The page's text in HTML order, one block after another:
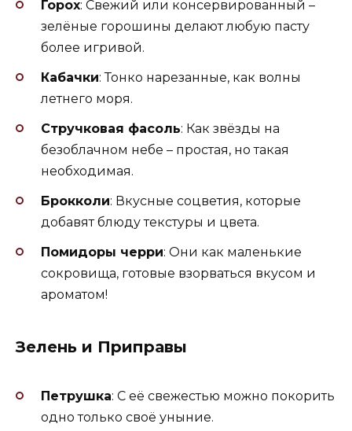
Горох: Свежий или консервированный –
зелёные горошины делают любую пасту
более игривой.
Кабачки: Тонко нарезанные, как волны
летнего моря.
Стручковая фасоль: Как звёзды на
безоблачном небе – простая, но такая
необходимая.
Брокколи: Вкусные соцветия, которые
добавят блюду текстуры и цвета.
Помидоры черри: Они как маленькие
сокровища, готовые взорваться вкусом и
ароматом!
Зелень и Приправы
Петрушка: С её свежестью можно покорить
одно только своё уныние.